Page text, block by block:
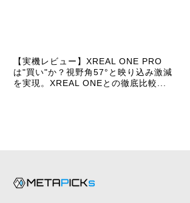
【実機レビュー】XREAL ONE PRO
は"買い"か？視野角57°と映り込み激減
を実現。XREAL ONEとの徹底比較...